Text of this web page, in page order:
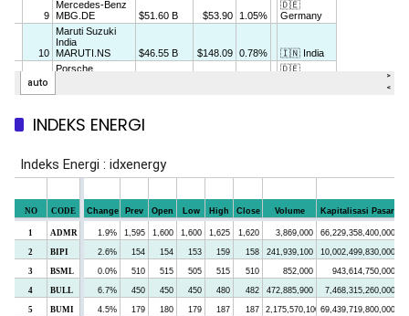
INDEKS ENERGI